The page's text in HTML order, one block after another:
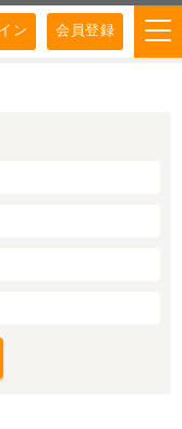
ン 会員登録